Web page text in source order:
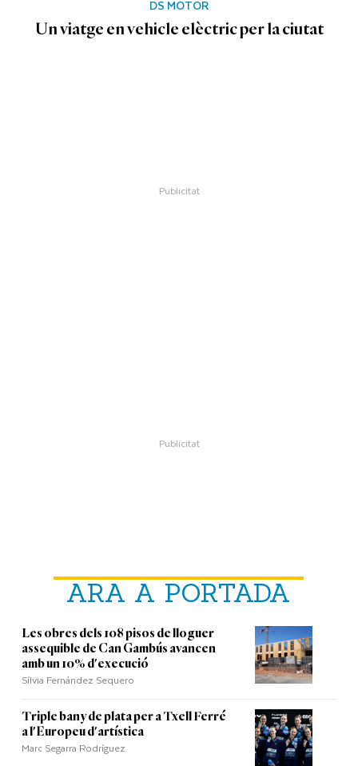
DS MOTOR
Un viatge en vehicle elèctric per la ciutat
ARA A PORTADA
Les obres dels 108 pisos de lloguer
assequible de Can Gambús avancen
amb un 10% d'execució
Sílvia Fernández Sequero
Triple bany de plata per a Txell Ferré
a l'Europeu d'artística
Marc Segarra Rodríguez